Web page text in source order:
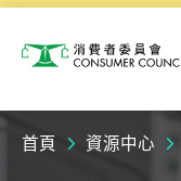
消費者委員會
首頁 資源中心